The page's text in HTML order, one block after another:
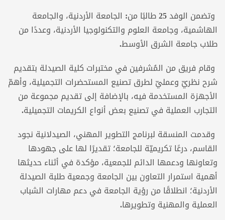
وتضمن الوفد25طالبًا من: الجامعة الأردنية، والجامعة
الهاشمية، وجامعة العلوم والتكنولوجيا الأردنية، وعددًا من
طلاب جامعة الشرق الأوسط.
وقام فريق من المُشرفين في مختبرات كلية الصيدلة بتقديم
شرح نظريّ وعمليّ لطرق تصنيع المستحضرات التجميلية، وأهمّ
الأجهزة المستخدمة فيه، بالإضافة إلى تقديم مجموعة من
التجارب العملية في تصنيع بعض أنواع الكريمات التجميلية.
وقدمت المنسقة لبرنامج التطوير المهني، الصيدلانية نجود
القاسم، درعًا تكريميّة للجامعة؛ تقديرًا لها على جهودها
وتعاونها ودعمها الدائم للجمعية، مؤكدة في أثناء حديثها
أهمية استمرار التعاون بين الجامعة وجمعية طلبة الصيدلة
الأردنية؛ انطلاقًا من رؤية الجامعة في دعم مهارات الشباب
العملية والمهنية وتطويرها.